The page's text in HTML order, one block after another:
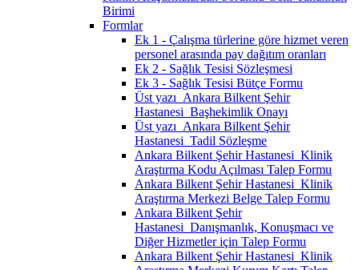
Birimi
Formlar
Ek 1 - Çalışma türlerine göre hizmet veren
personel arasında pay dağıtım oranları
Ek 2 - Sağlık Tesisi Sözleşmesi
Ek 3 - Sağlık Tesisi Bütçe Formu
Üst yazı_Ankara Bilkent Şehir
Hastanesi_Başhekimlik Onayı
Üst yazı_Ankara Bilkent Şehir
Hastanesi_Tadil Sözleşme
Ankara Bilkent Şehir Hastanesi_Klinik
Araştırma Kodu Açılması Talep Formu
Ankara Bilkent Şehir Hastanesi_Klinik
Araştırma Merkezi Belge Talep Formu
Ankara Bilkent Şehir
Hastanesi_Danışmanlık, Konuşmacı ve
Diğer Hizmetler için Talep Formu
Ankara Bilkent Şehir Hastanesi_Klinik